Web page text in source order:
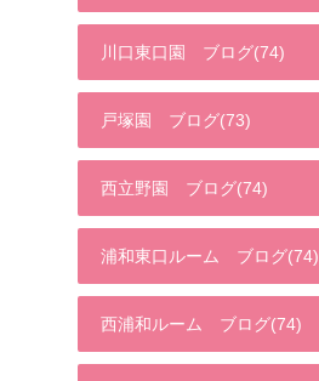
川口東口園 ブログ(74)
戸塚園 ブログ(73)
西立野園 ブログ(74)
浦和東口ルーム ブログ(74)
西浦和ルーム ブログ(74)